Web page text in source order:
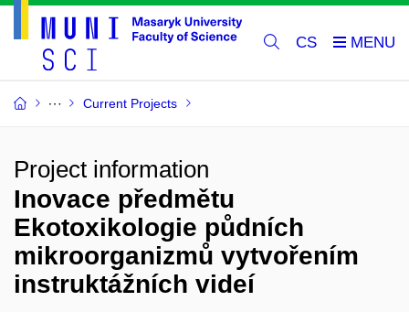
CS
Current Projects
Project information
Inovace předmětu
Ekotoxikologie půdních
mikroorganizmů vytvořením
instruktážních videí